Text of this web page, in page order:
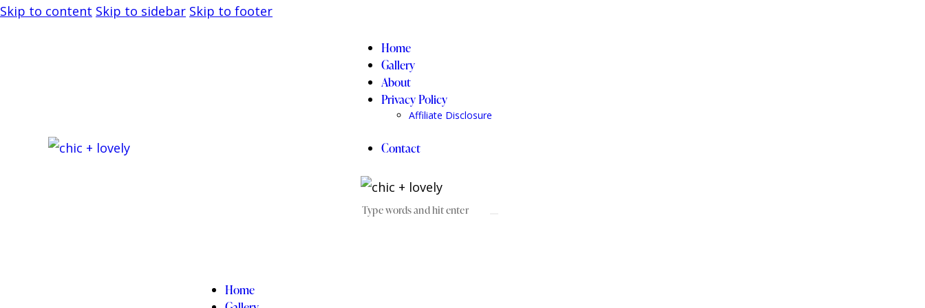
Skip to content Skip to sidebar Skip to footer
Home
Gallery
About
Privacy Policy
Affiliate Disclosure
Contact
Home